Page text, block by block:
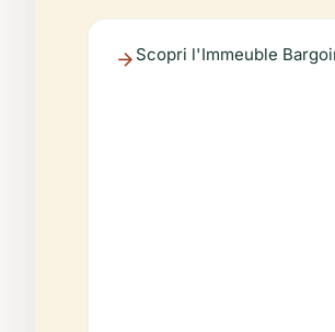
Scopri l'Immeuble